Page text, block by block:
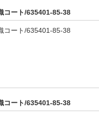
コート/635401-85-38
コート/635401-85-38
コート/635401-85-38